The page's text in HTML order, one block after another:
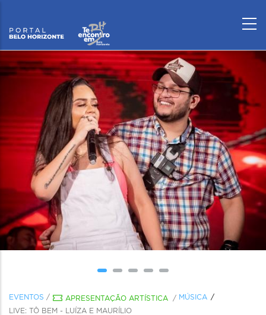
EVENTOS / APRESENTAÇÃO ARTÍSTICA / MÚSICA
LIVE: TÔ BEM - LUÍZA E MAURÍLIO